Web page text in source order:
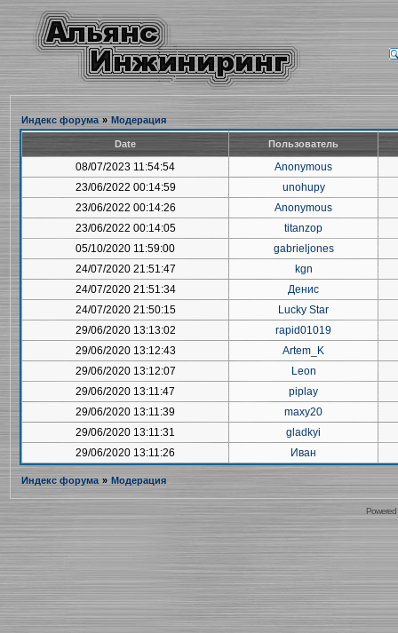
Индекс форума » Модерация
Date Пользователь
08/07/2023 11:54:54
Anonymous
23/06/2022 00:14:59
unohupy
23/06/2022 00:14:26
Anonymous
23/06/2022 00:14:05
titanzop
05/10/2020 11:59:00
gabrieljones
24/07/2020 21:51:47
kgn
24/07/2020 21:51:34
Денис
24/07/2020 21:50:15
Lucky Star
29/06/2020 13:13:02
rapid01019
29/06/2020 13:12:43
Artem_K
29/06/2020 13:12:07
Leon
29/06/2020 13:11:47
piplay
29/06/2020 13:11:39
maxy20
29/06/2020 13:11:31
gladkyi
29/06/2020 13:11:26
Иван
Индекс форума » Модерация